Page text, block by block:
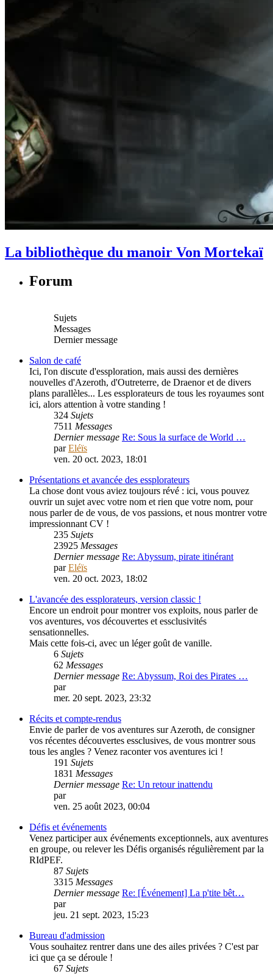
La bibliothèque du manoir Von Mortekaï
Forum
Sujets
Messages
Dernier message
Salon de café
Ici, l'on discute d'essploration, mais aussi des dernières
nouvelles d'Azeroth, d'Outreterre, de Draenor et de divers
plans parallèles... Les essplorateurs de tous les royaumes sont
ici, alors attention à votre standing !
324 Sujets
7511 Messages
Dernier message Re: Sous la surface de World …
parEléïs
ven. 20 oct. 2023, 18:01
Présentations et avancée des essplorateurs
La chose dont vous aviez toujours révé : ici, vous pouvez
ouvrir un sujet avec votre nom et rien que votre nom, pour
nous parler de de vous, de vos passions, et nous montrer votre
impressionnant CV !
235 Sujets
23925 Messages
Dernier message Re: Abyssum, pirate itinérant
parEléïs
ven. 20 oct. 2023, 18:02
L'avancée des essplorateurs, version classic !
Encore un endroit pour montrer vos exploits, nous parler de
vos aventures, vos découvertes et essclusivités
sensationnelles.
Mais cette fois-ci, avec un léger goût de vanille.
6 Sujets
62 Messages
Dernier message Re: Abyssum, Roi des Pirates …
par
mer. 20 sept. 2023, 23:32
Récits et compte-rendus
Envie de parler de vos aventures sur Azeroth, de consigner
vos récentes découvertes essclusives, de vous montrer sous
tous les angles ? Venez raconter vos aventures ici !
191 Sujets
1831 Messages
Dernier message Re: Un retour inattendu
par
ven. 25 août 2023, 00:04
Défis et événements
Venez participer aux événements exceptionnels, aux aventures
en groupe, ou relever les Défis organisés régulièrement par la
RIdPEF.
87 Sujets
3315 Messages
Dernier message Re: [Événement] La p'tite bêt…
par
jeu. 21 sept. 2023, 15:23
Bureau d'admission
Vous souhaitez rentrer dans une des ailes privées ? C'est par
ici que ça se déroule !
67 Sujets